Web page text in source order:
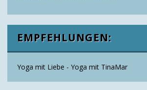
EMPFEHLUNGEN:
Yoga mit Liebe - Yoga mit TinaMar